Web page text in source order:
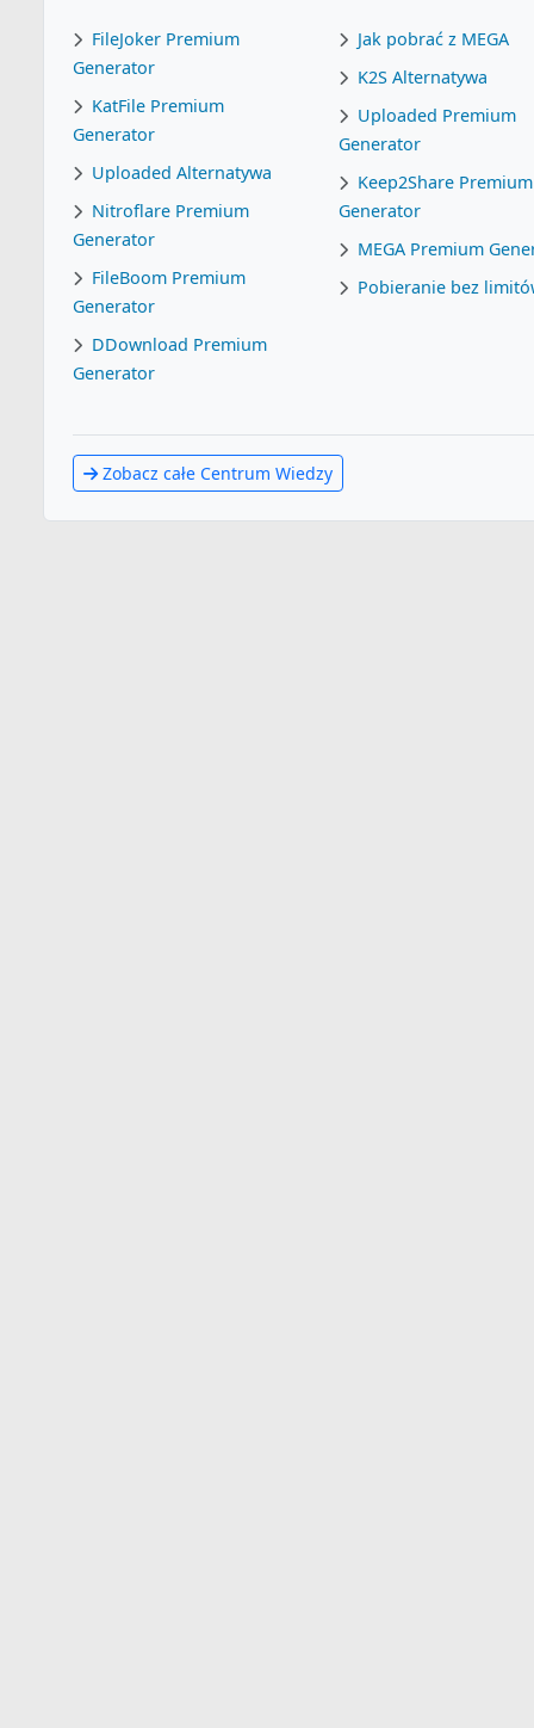
FileJoker Premium
Generator
KatFile Premium
Generator
Uploaded Alternatywa
Nitroflare Premium
Generator
FileBoom Premium
Generator
DDownload Premium
Generator
Jak pobrać z MEGA
K2S Alternatywa
Uploaded Premium
Generator
Keep2Share Premium
Generator
MEGA Premium
Pobieranie bez
Zobacz całe Centrum Wiedzy